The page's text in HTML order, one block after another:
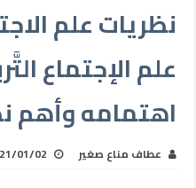
نظريات علم
علم الإجتماع
اهتمامه وأهم
عطاف مناع صغير 01/02